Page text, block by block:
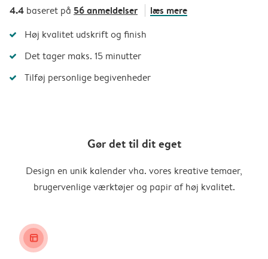
4.4 baseret på 56 anmeldelser læs mere
Høj kvalitet udskrift og finish
Det tager maks. 15 minutter
Tilføj personlige begivenheder
Gør det til dit eget
Design en unik kalender vha. vores kreative temaer,
brugervenlige værktøjer og papir af høj kvalitet.
layout_alt